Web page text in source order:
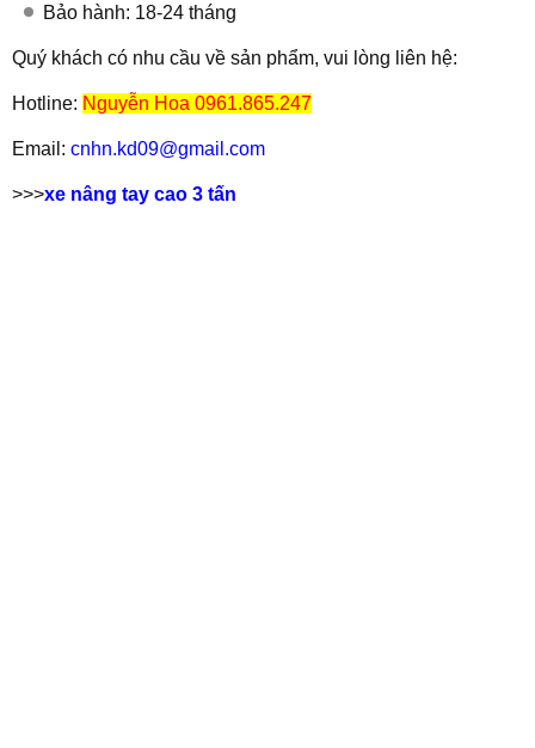
Bảo hành: 18-24 tháng
Quý khách có nhu cầu về sản phẩm, vui lòng liên hệ:
Hotline: Nguyễn Hoa 0961.865.247
Email: cnhn.kd09@gmail.com
>>>xe nâng tay cao 3 tấn